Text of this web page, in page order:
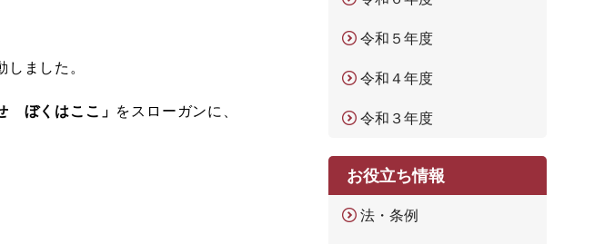
ました。
ぼくはここ」 をスローガンに、
令和５年度
令和４年度
令和３年度
お役立ち情報
法・条例